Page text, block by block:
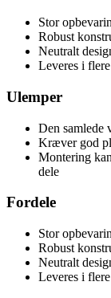
Stor
Robust
Neutralt
Leveres i
Ulemper
Den samlede
Kræver god
Montering
dele
Fordele
Stor
Robust
Neutralt
Leveres i